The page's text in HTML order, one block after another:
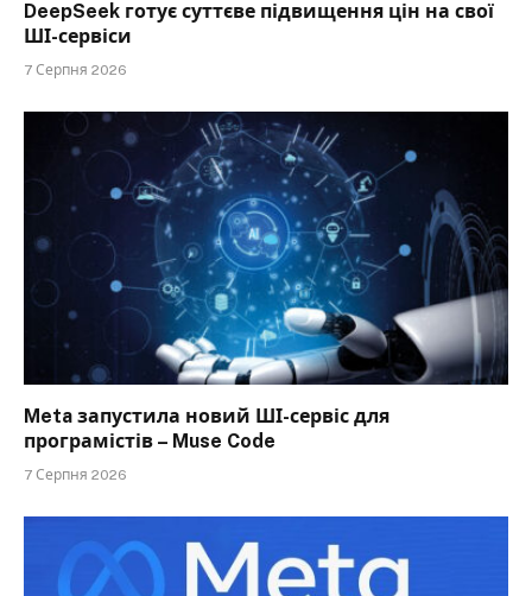
DeepSeek готує суттєве підвищення цін на свої
ШІ-сервіси
7 Серпня 2026
Meta запустила новий ШІ-сервіс для
програмістів – Muse Code
7 Серпня 2026